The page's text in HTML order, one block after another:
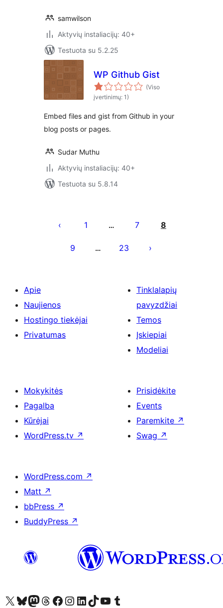
samwilson
Aktyvių instaliacijų: 40+
Testuota su 5.2.25
WP Github Gist
(Viso
įvertinimų: 1)
Embed files and gist from Github in your
blog posts or pages.
Sudar Muthu
Aktyvių instaliacijų: 40+
Testuota su 5.8.14
puslapiavimas
1 … 7 8
9 … 23
Apie
Naujienos
Hostingo tiekėjai
Privatumas
Tinklalapių
pavyzdžiai
Temos
Įskiepiai
Modeliai
Mokykitės
Pagalba
Kūrėjai
WordPress.tv ↗
Prisidėkite
Events
Paremkite ↗
Swag ↗
WordPress.com ↗
Matt ↗
bbPress ↗
BuddyPress ↗
Visit our X (formerly Twitter) account
Apsilankykite mūsų Bluesky paskyroje
Visit our Mastodon account
Apsilankykite mūsų Threads paskyroje
Visit our Facebook page
Visit our Instagram account
Visit our LinkedIn account
Apsilankykite mūsų TikTok paskyroje
Visit our YouTube channel
Apsilankykite mūsų Tumblr paskyroje